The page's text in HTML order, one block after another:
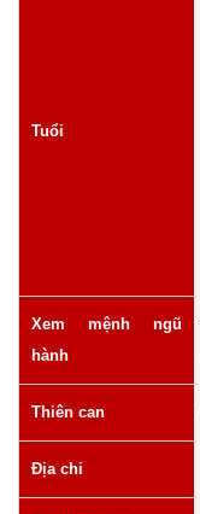
Tuổi
Xem mệnh ngũ
hành
Thiên can
Địa chi